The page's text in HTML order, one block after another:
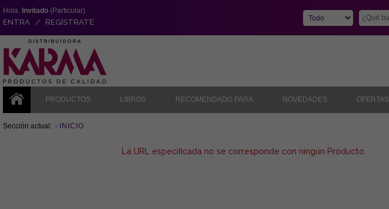
Hola, Invitado (Particular)
ENTRA / REGÍSTRATE
PRODUCTOS LIBROS RECOMENDADO PARA NOVEDADES OFERTAS
Sección actual: INICIO
La URL especificada no se corresponde con ningún Producto.